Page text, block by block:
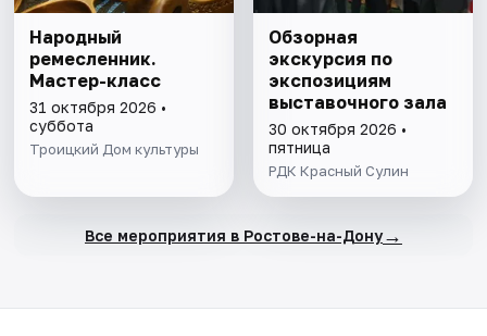
Народный
ремесленник.
Мастер-класс
31 октября 2026 •
суббота
Троицкий Дом культуры
Обзорная
экскурсия по
экспозициям
выставочного зала
30 октября 2026 •
пятница
РДК Красный Сулин
Все мероприятия в Ростове-на-Дону→